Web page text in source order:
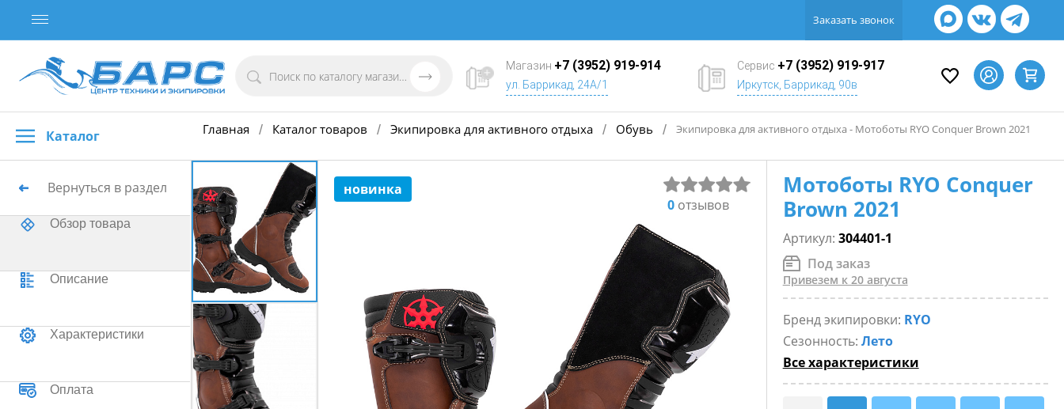
Заказать звонок
Магазин +7 (3952) 919-914
ул. Баррикад, 24А/1
Сервис +7 (3952) 919-917
Иркутск, Баррикад, 90в
Каталог Главная / Каталог товаров / Экипировка для активного отдыха / Обувь / Экипировка для активного отдыха - Мотоботы RYO Conquer Brown 2021
Вернуться в раздел
Обзор товара
Описание
Характеристики
Оплата
новинка
0отзывов
Мотоботы RYO Conquer
Brown 2021
Артикул: 304401-1
Под заказ
Привезем к 20 августа
Бренд экипировки: RYO
Сезонность: Лето
Все характеристики